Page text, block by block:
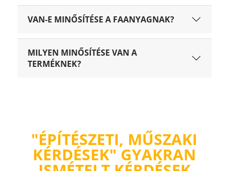
VAN-E MINŐSÍTÉSE A FAANYAGNAK?
MILYEN MINŐSÍTÉSE VAN A
TERMÉKNEK?
"ÉPÍTÉSZETI, MŰSZAKI
KÉRDÉSEK" GYAKRAN